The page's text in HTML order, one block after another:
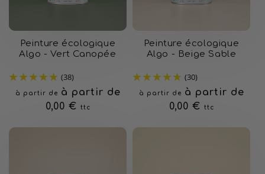
Peinture écologique
Algo - Vert Canopée
(38)
Prix
habituel
à partir de
à partir de
0,00 €
ttc
Peinture écologique
Algo - Beige Sable
(30)
Prix
habituel
à partir de
à partir de
0,00 €
ttc